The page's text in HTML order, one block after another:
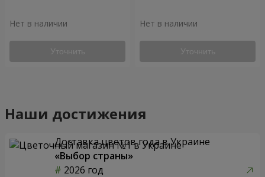
Нет в наличии
Уточнить
Нет в наличии
Уточнить
Наши достижения
Доставка цветов года в Украине
«Выбор страны»
2026 год